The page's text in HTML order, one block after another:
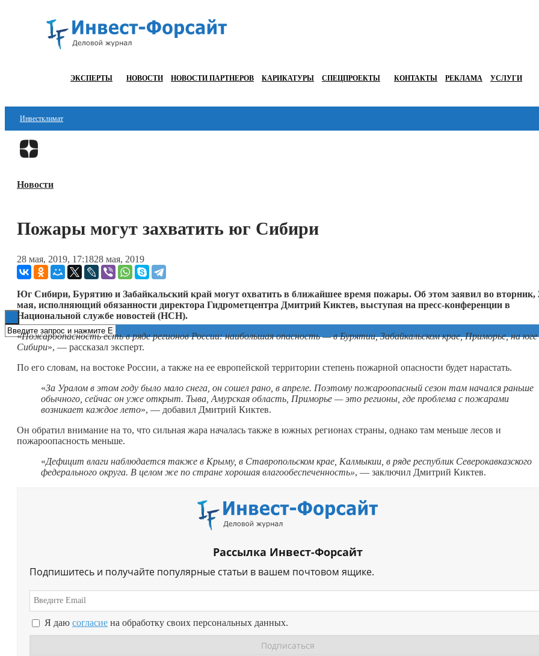
ЭКСПЕРТЫ НОВОСТИ НОВОСТИ ПАРТНЕРОВ КАРИКАТУРЫ СПЕЦПРОЕКТЫ КОНТАКТЫ РЕКЛАМА УСЛУГИ
Инвестклимат
Финансы
Блокчейн
ESG
Новости
Пожары могут захватить юг Сибири
28 мая, 2019, 17:1828 мая, 2019
Юг Сибири, Бурятию и Забайкальский край могут охватить в ближайшее время пожары. Об этом заявил во вторник,
мая, исполняющий обязанности директора Гидрометцентра Дмитрий Киктев, выступая на пресс-конференции в
Национальной службе новостей (НСН).
«Пожароопасность есть в ряде регионов России: наибольшая опасность — в Бурятии, Забайкальском крае, Приморье, на юге
Сибири», — рассказал эксперт.
По его словам, на востоке России, а также на ее европейской территории степень пожарной опасности будет нарастать.
«За Уралом в этом году было мало снега, он сошел рано, в апреле. Поэтому пожароопасный сезон там начался раньше
обычного, сейчас он уже открыт. Тыва, Амурская область, Приморье — это регионы, где проблема с пожарами
возникает каждое лето», — добавил Дмитрий Киктев.
Он обратил внимание на то, что сильная жара началась также в южных регионах страны, однако там меньше лесов и
пожароопасность меньше.
«Дефицит влаги наблюдается также в Крыму, в Ставропольском крае, Калмыкии, в ряде республик Северокавказского
федерального округа. В целом же по стране хорошая влагообеспеченность», — заключил Дмитрий Киктев.
Рассылка Инвест-Форсайт
Подпишитесь и получайте популярные статьи в вашем почтовом ящике.
Я даю согласие на обработку своих персональных данных.